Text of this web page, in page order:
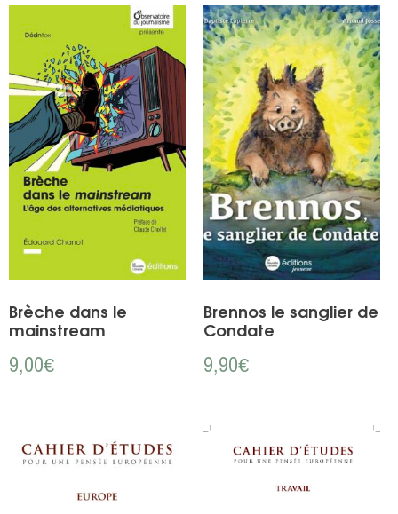
Brèche dans le
mainstream
9,00€
Brennos le sanglier de
Condate
9,90€